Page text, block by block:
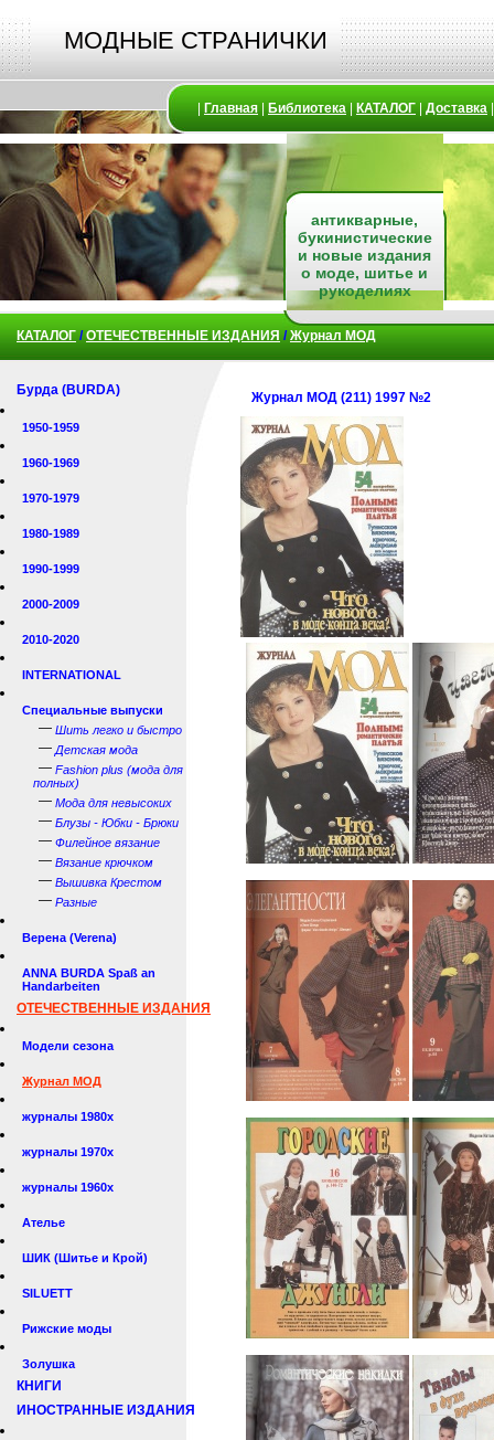
МОДНЫЕ СТРАНИЧКИ
Главная Библиотека КАТАЛОГ Доставка
антикварные,
букинистические
и новые издания
о моде, шитье и
рукоделиях
КАТАЛОГ /ОТЕЧЕСТВЕННЫЕ ИЗДАНИЯ /Журнал МОД
Бурда (BURDA)
1950-1959
1960-1969
1970-1979
1980-1989
1990-1999
2000-2009
2010-2020
INTERNATIONAL
Специальные выпуски
— Шить легко и быстро
— Детская мода
— Fashion plus (мода для
полных)
— Мода для невысоких
— Блузы - Юбки - Брюки
— Филейное вязание
— Вязание крючком
— Вышивка Крестом
— Разные
Верена (Verena)
ANNA BURDA Spaß an
Handarbeiten
ОТЕЧЕСТВЕННЫЕ ИЗДАНИЯ
Модели сезона
Журнал МОД
журналы 1980х
журналы 1970х
журналы 1960х
Ателье
ШИК (Шитье и Крой)
SILUETT
Рижские моды
Золушка
КНИГИ
ИНОСТРАННЫЕ ИЗДАНИЯ
Журнал МОД (211) 1997 №2